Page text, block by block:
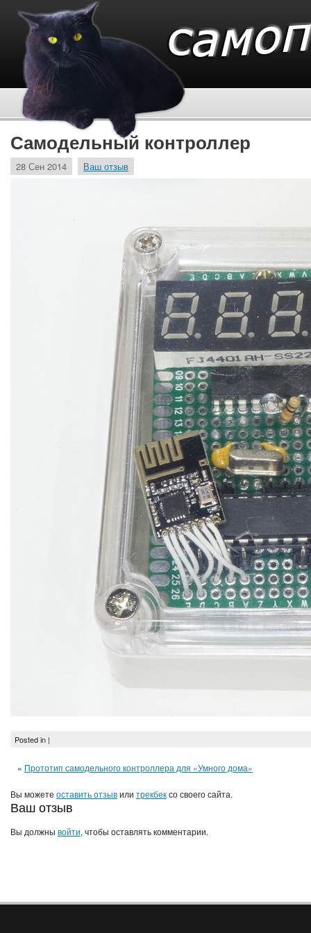
Самодельный контроллер
28 Сен 2014 Ваш отзыв
Posted in |
« Прототип самодельного контроллера для «Умного дома»
Вы можете оставить отзывили трекбексо своего сайта.
Ваш отзыв
Вы должны войти, чтобы оставлять комментарии.